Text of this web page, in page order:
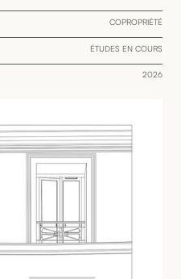
COPROPRIÉTÉ
ÉTUDES EN COURS
2026